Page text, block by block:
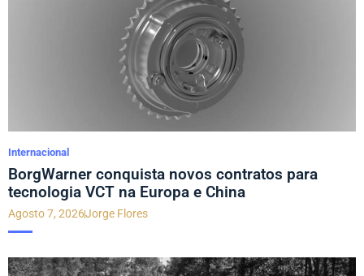
Internacional
BorgWarner conquista novos contratos para
tecnologia VCT na Europa e China
Agosto 7, 2026Jorge Flores